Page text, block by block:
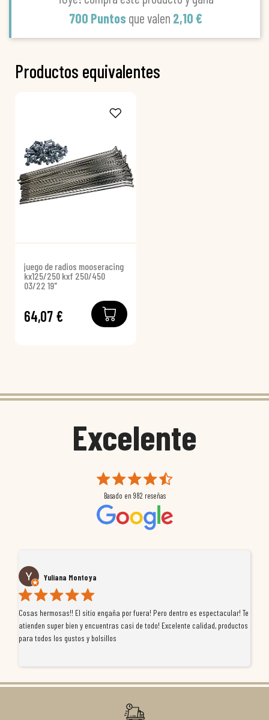
700 Puntos que valen 2,10 €
Productos equivalentes
juego de radios mooseracing
kx125/250 kxf 250/450
03/22 19"
64,07 €
Excelente
Basado en 982 reseñas
Yuliana Montoya
Cosas hermosas!! El sitio engaña por fuera! Pero dentro es espectacular! Te
atienden super bien y encuentras casi de todo! Excelente calidad, productos
para todos los gustos y bolsillos